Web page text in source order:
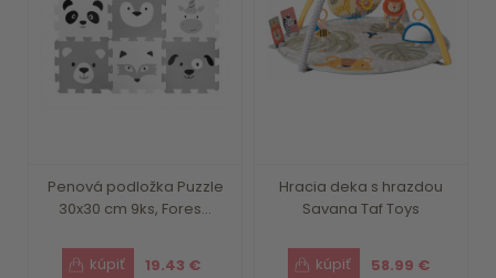
Penová podložka Puzzle
30x30 cm 9ks, Fores...
19.43 €
Hracia deka s hrazdou
Savana Taf Toys
58.99 €